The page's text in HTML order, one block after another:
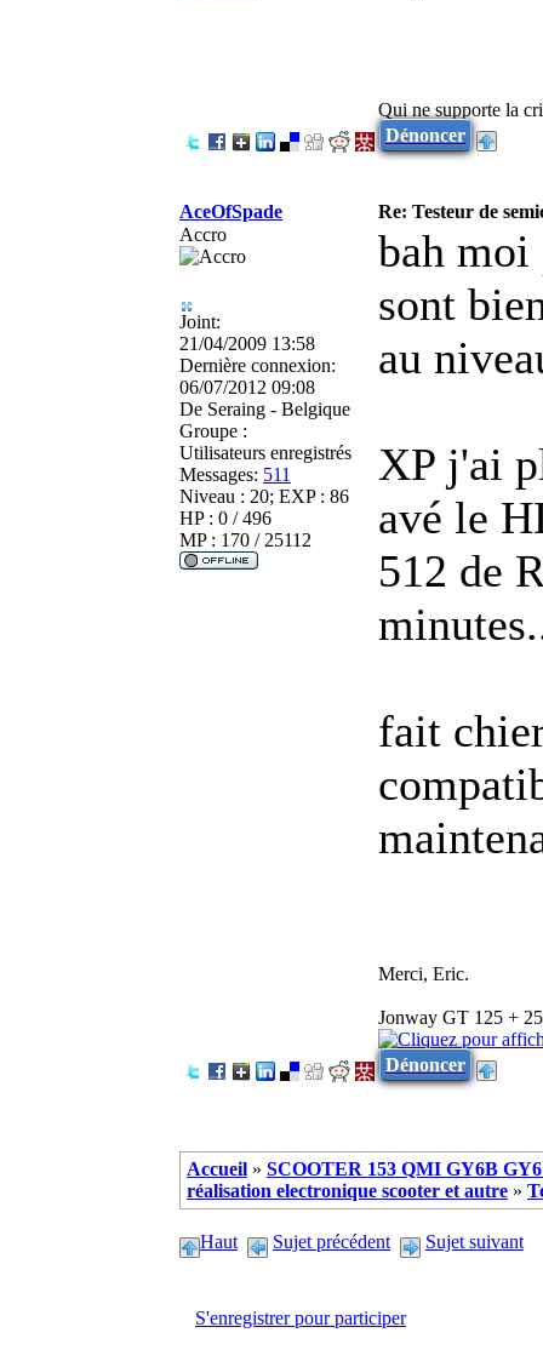
Qui ne supporte la
Dénoncer
AceOfSpade
Re: Testeur de
Accro
Joint:
21/04/2009 13:58
Dernière connexion:
06/07/2012 09:08
De Seraing - Belgique
Groupe :
Utilisateurs enregistrés
Messages: 511
Niveau : 20; EXP : 86
HP : 0 / 496
MP : 170 / 25112
bah
sont
au
XP j'ai
avé le
512 de
fait
Merci, Eric.
Jonway GT 125 +
Dénoncer
Accueil » SCOOTER 153 QMI GY6B
réalisation electronique scooter et autre »
Haut Sujet précédent Sujet suivant
S'enregistrer pour participer